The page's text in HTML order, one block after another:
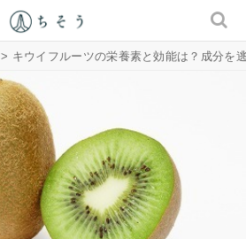
> キウイフルーツの栄養素と効能は？成分を